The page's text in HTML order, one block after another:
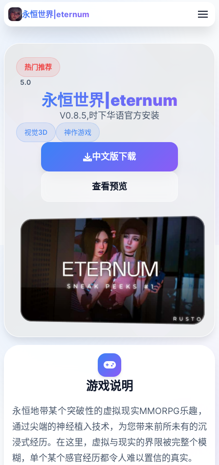
永恒世界|eternum
热门推荐
5.0
永恒世界|eternum
V0.8.5,时下华语官方安装
视觉3D 神作游戏
中文版下载
查看预览
游戏说明
永恒地带某个突破性的虚拟现实MMORPG乐趣，
通过尖端的神经植入技术，为您带来前所未有的沉
浸式经历。在这里，虚拟与现实的界限被完整个模
糊，单个某个感官经历都令人难以置信的真实。